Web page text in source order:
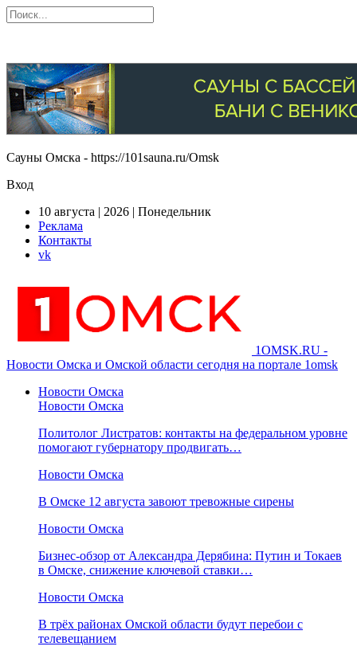
Сауны Омска - https://101sauna.ru/Omsk
Вход
10 августа | 2026 | Понедельник
Реклама
Контакты
vk
1OMSK.RU -
Новости Омска и Омской области сегодня на портале 1omsk
Новости Омска
Новости Омска
Политолог Листратов: контакты на федеральном уровне
помогают губернатору продвигать…
Новости Омска
В Омске 12 августа завоют тревожные сирены
Новости Омска
Бизнес-обзор от Александра Дерябина: Путин и Токаев
в Омске, снижение ключевой ставки…
Новости Омска
В трёх районах Омской области будут перебои с
телевещанием